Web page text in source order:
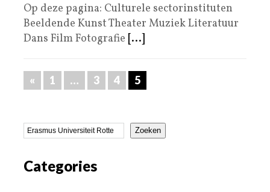
Op deze pagina: Culturele sectorinstituten
Beeldende Kunst Theater Muziek Literatuur
Dans Film Fotografie [...]
« 1 … 3 4 5
Zoeken
Categories